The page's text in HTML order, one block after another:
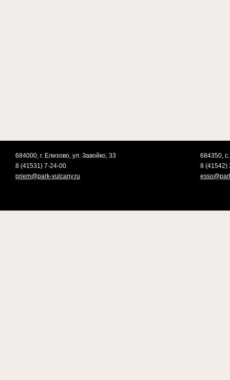
684000, г. Елизово, ул. Завойко, 33
8 (41531) 7-24-00
priem@park-vulcany.ru
684350,
8 (41542)